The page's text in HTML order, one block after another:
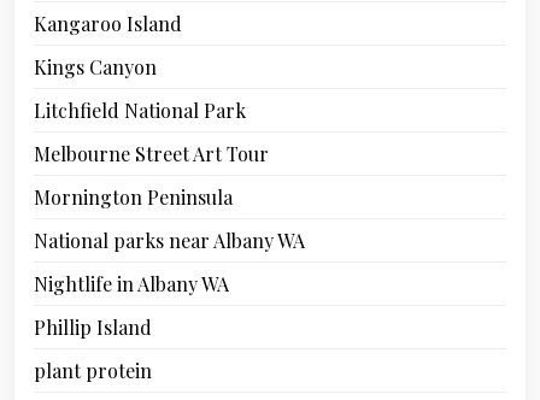
Kangaroo Island
Kings Canyon
Litchfield National Park
Melbourne Street Art Tour
Mornington Peninsula
National parks near Albany WA
Nightlife in Albany WA
Phillip Island
plant protein